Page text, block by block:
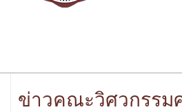
ข่าวคณะวิศวกรรม